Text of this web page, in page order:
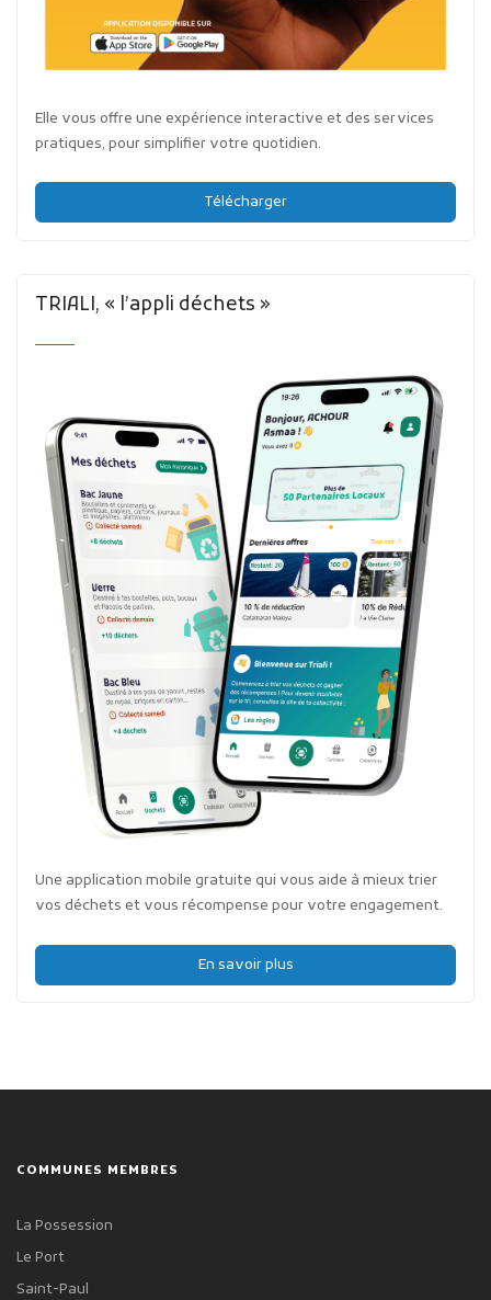
Elle vous offre une expérience interactive et des services
pratiques, pour simplifier votre quotidien.
Télécharger
TRIALI, « l’appli déchets »
Une application mobile gratuite qui vous aide à mieux trier
vos déchets et vous récompense pour votre engagement.
En savoir plus
COMMUNES MEMBRES
La Possession
Le Port
Saint-Paul